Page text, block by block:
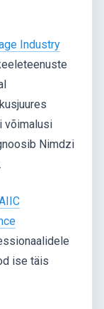
Industry
võimalusi
Nimdzi
ise täis